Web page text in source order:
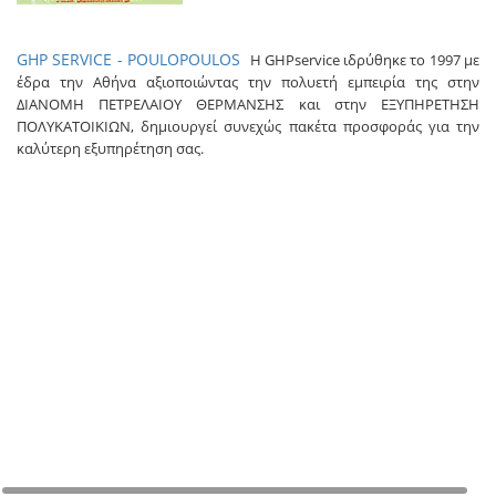
GHP SERVICE - POULOPOULOS
Η GHPservice ιδρύθηκε το 1997 με
έδρα την Αθήνα αξιοποιώντας την πολυετή εμπειρία της στην
ΔΙΑΝΟΜΗ ΠΕΤΡΕΛΑΙΟΥ ΘΕΡΜΑΝΣΗΣ και στην ΕΞΥΠΗΡΕΤΗΣΗ
ΠΟΛΥΚΑΤΟΙΚΙΩΝ, δημιουργεί συνεχώς πακέτα προσφοράς για την
καλύτερη εξυπηρέτηση σας.